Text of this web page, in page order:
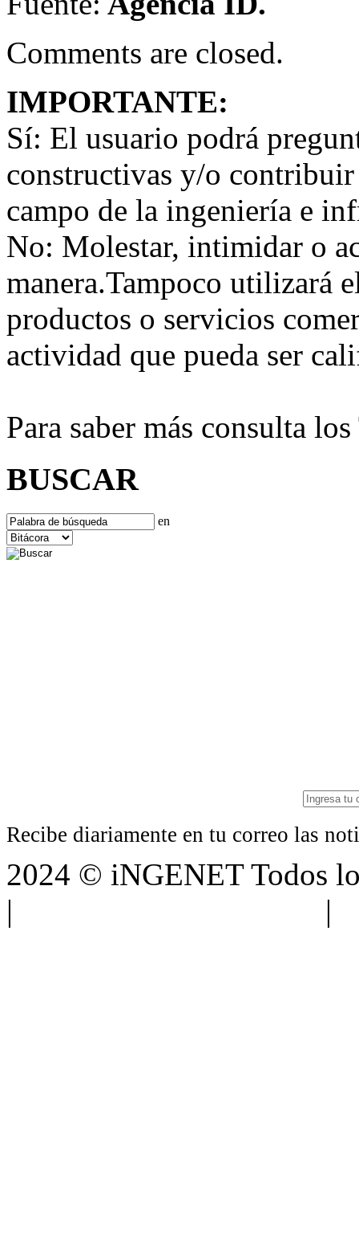
Comments are closed.
IMPORTANTE:
Sí: El usuario podrá
constructivas y/o
campo de la ingeniería e
No: Molestar, intimidar o
manera.Tampoco utilizará
productos o servicios
actividad que pueda ser
Para saber más consulta
BUSCAR
en
Recibe diariamente en tu correo las
2024 © iNGENET Todos
|
|